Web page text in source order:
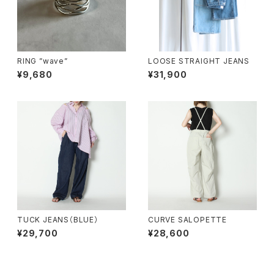
RING ”wave”
¥9,680
LOOSE STRAIGHT JEANS
¥31,900
TUCK JEANS（BLUE）
¥29,700
CURVE SALOPETTE
¥28,600